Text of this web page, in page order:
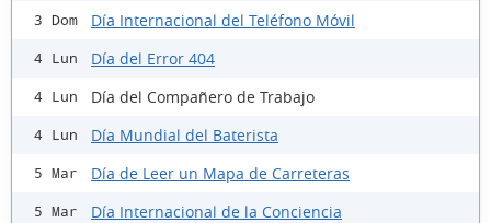
3 Dom Día Internacional del Teléfono Móvil
4 Lun Día del Error 404
4 Lun Día del Compañero de Trabajo
4 Lun Día Mundial del Baterista
5 Mar Día de Leer un Mapa de Carreteras
5 Mar Día Internacional de la Conciencia